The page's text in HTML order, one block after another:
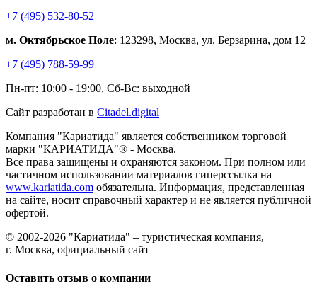
+7 (495) 532-80-52
м. Октябрьское Поле: 123298, Москва, ул. Берзарина, дом 12
+7 (495) 788-59-99
Пн-пт: 10:00 - 19:00, Сб-Вс: выходной
Сайт разработан в Citadel.digital
Компания "Кариатида" является собственником торговой
марки "КАРИАТИДА"® - Москва.
Все права защищены и охраняются законом. При полном или
частичном использовании материалов гиперссылка на
www.kariatida.com обязательна. Информация, представленная
на сайте, носит справочный характер и не является публичной
офертой.
© 2002-2026 "Кариатида" – туристическая компания,
г. Москва, официальный сайт
Оставить отзыв о компании